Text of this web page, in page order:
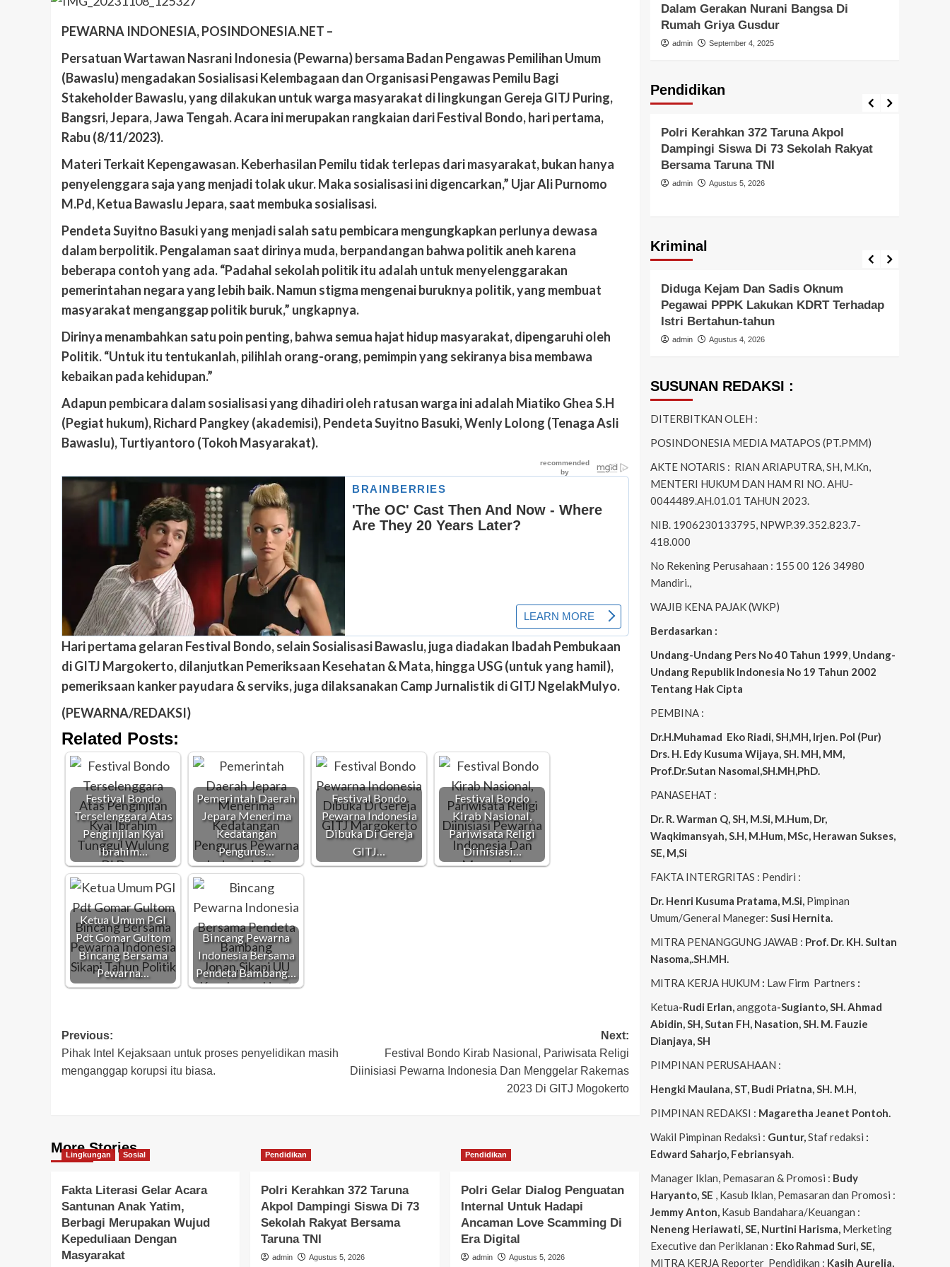
PEWARNA INDONESIA, POSINDONESIA.NET –
Persatuan Wartawan Nasrani Indonesia (Pewarna) bersama Badan Pengawas Pemilihan Umum
(Bawaslu) mengadakan Sosialisasi Kelembagaan dan Organisasi Pengawas Pemilu Bagi
Stakeholder Bawaslu, yang dilakukan untuk warga masyarakat di lingkungan Gereja GITJ Puring,
Bangsri, Jepara, Jawa Tengah. Acara ini merupakan rangkaian dari Festival Bondo, hari pertama,
Rabu (8/11/2023).
Materi Terkait Kepengawasan. Keberhasilan Pemilu tidak terlepas dari masyarakat, bukan hanya
penyelenggara saja yang menjadi tolak ukur. Maka sosialisasi ini digencarkan,” Ujar Ali Purnomo
M.Pd, Ketua Bawaslu Jepara, saat membuka sosialisasi.
Pendeta Suyitno Basuki yang menjadi salah satu pembicara mengungkapkan perlunya dewasa
dalam berpolitik. Pengalaman saat dirinya muda, berpandangan bahwa politik aneh karena
beberapa contoh yang ada. “Padahal sekolah politik itu adalah untuk menyelenggarakan
pemerintahan negara yang lebih baik. Namun stigma mengenai buruknya politik, yang membuat
masyarakat menganggap politik buruk,” ungkapnya.
Dirinya menambahkan satu poin penting, bahwa semua hajat hidup masyarakat, dipengaruhi oleh
Politik. “Untuk itu tentukanlah, pilihlah orang-orang, pemimpin yang sekiranya bisa membawa
kebaikan pada kehidupan.”
Adapun pembicara dalam sosialisasi yang dihadiri oleh ratusan warga ini adalah Miatiko Ghea S.H
(Pegiat hukum), Richard Pangkey (akademisi), Pendeta Suyitno Basuki, Wenly Lolong (Tenaga Asli
Bawaslu), Turtiyantoro (Tokoh Masyarakat).
Hari pertama gelaran Festival Bondo, selain Sosialisasi Bawaslu, juga diadakan Ibadah Pembukaan
di GITJ Margokerto, dilanjutkan Pemeriksaan Kesehatan & Mata, hingga USG (untuk yang hamil),
pemeriksaan kanker payudara & serviks, juga dilaksanakan Camp Jurnalistik di GITJ NgelakMulyo.
(PEWARNA/REDAKSI)
Related Posts:
Festival Bondo
Terselenggara Atas
Penginjilan Kyai
Ibrahim…
Pemerintah Daerah
Jepara Menerima
Kedatangan
Pengurus…
Festival Bondo
Pewarna Indonesia
Dibuka Di Gereja
GITJ…
Festival Bondo
Kirab Nasional,
Pariwisata Religi
Diinisiasi…
Ketua Umum PGI
Pdt Gomar Gultom
Bincang Bersama
Pewarna…
Bincang Pewarna
Indonesia Bersama
Pendeta Bambang…
Post
navigation
Previous:
Pihak Intel Kejaksaan untuk proses penyelidikan masih
menganggap korupsi itu biasa.
Next:
Festival Bondo Kirab Nasional, Pariwisata Religi
Diinisiasi Pewarna Indonesia Dan Menggelar Rakernas
2023 Di GITJ Mogokerto
More Stories
Lingkungan Sosial
Fakta Literasi Gelar Acara
Santunan Anak Yatim,
Berbagi Merupakan Wujud
Kepeduliaan Dengan
Masyarakat
Pendidikan
Polri Kerahkan 372 Taruna
Akpol Dampingi Siswa Di 73
Sekolah Rakyat Bersama
Taruna TNI
admin Agustus 5, 2026
Pendidikan
Polri Gelar Dialog Penguatan
Internal Untuk Hadapi
Ancaman Love Scamming Di
Era Digital
admin Agustus 5, 2026
Dalam Gerakan Nurani Bangsa Di
Rumah Griya Gusdur
admin September 4, 2025
Pendidikan
Pendidikan
Bersama,80 Guru SD Mengikuti
admin Juli 31, 2026
Pendidikan
Polri Kerahkan 372 Taruna Akpol
Dampingi Siswa Di 73 Sekolah Rakyat
Bersama Taruna TNI
admin Agustus 5, 2026
Kriminal
Kecelakaan Kriminal
Warga diduga di tabrak mobil sampah,
admin Juni 11, 2025
Berita Polisi
Diduga Kejam Dan Sadis Oknum
Pegawai PPPK Lakukan KDRT Terhadap
Istri Bertahun-tahun
admin Agustus 4, 2026
SUSUNAN REDAKSI :
DITERBITKAN OLEH :
POSINDONESIA MEDIA MATAPOS (PT.PMM)
AKTE NOTARIS : RIAN ARIAPUTRA, SH, M.Kn,
MENTERI HUKUM DAN HAM RI NO. AHU-
0044489.AH.01.01 TAHUN 2023.
NIB. 1906230133795, NPWP.39.352.823.7-
418.000
No Rekening Perusahaan : 155 00 126 34980
Mandiri.,
WAJIB KENA PAJAK (WKP)
Berdasarkan :
Undang-Undang Pers No 40 Tahun 1999, Undang-
Undang Republik Indonesia No 19 Tahun 2002
Tentang Hak Cipta
PEMBINA :
Dr.H.Muhamad Eko Riadi, SH,MH, Irjen. Pol (Pur)
Drs. H. Edy Kusuma Wijaya, SH. MH, MM,
Prof.Dr.Sutan Nasomal,SH.MH,PhD.
PANASEHAT :
Dr. R. Warman Q, SH, M.Si, M.Hum, Dr,
Waqkimansyah, S.H, M.Hum, MSc, Herawan Sukses,
SE, M,Si
FAKTA INTERGRITAS : Pendiri :
Dr. Henri Kusuma Pratama, M.Si, Pimpinan
Umum/General Maneger: Susi Hernita.
MITRA PENANGGUNG JAWAB : Prof. Dr. KH. Sultan
Nasoma,.SH.MH.
MITRA KERJA HUKUM : Law Firm Partners :
Ketua-Rudi Erlan,anggota-Sugianto, SH. Ahmad
Abidin, SH, Sutan FH, Nasation, SH. M. Fauzie
Dianjaya, SH
PIMPINAN PERUSAHAAN :
Hengki Maulana, ST, Budi Priatna, SH. M.H,
PIMPINAN REDAKSI : Magaretha Jeanet Pontoh.
Wakil Pimpinan Redaksi : Guntur,Staf redaksi :
Edward Saharjo, Febriansyah.
Manager Iklan, Pemasaran & Promosi : Budy
Haryanto, SE , Kasub Iklan, Pemasaran dan Promosi :
Jemmy Anton, Kasub Bandahara/Keuangan :
Neneng Heriawati, SE, Nurtini Harisma, Merketing
Executive dan Periklanan : Eko Rahmad Suri, SE,
MITRA KERJA Reporter Pendidikan : Kasih Aurelia,